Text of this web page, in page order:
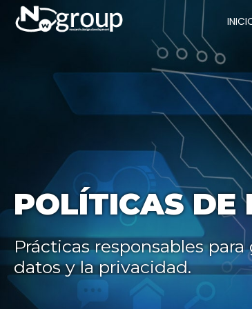
POLÍTICAS DE
Prácticas responsables
datos y la privacidad.